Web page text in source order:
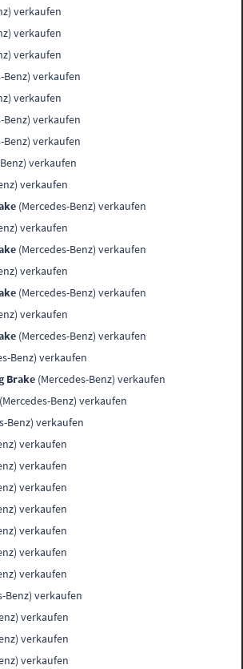
verkaufen
verkaufen
verkaufen
Benz) verkaufen
verkaufen
Benz) verkaufen
Benz) verkaufen
verkaufen
verkaufen
(Mercedes-Benz) verkaufen
verkaufen
(Mercedes-Benz) verkaufen
verkaufen
(Mercedes-Benz) verkaufen
verkaufen
(Mercedes-Benz) verkaufen
Benz) verkaufen
Brake (Mercedes-Benz) verkaufen
(Mercedes-Benz) verkaufen
Benz) verkaufen
verkaufen
verkaufen
verkaufen
verkaufen
verkaufen
verkaufen
verkaufen
Benz) verkaufen
verkaufen
verkaufen
verkaufen